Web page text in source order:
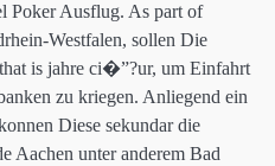
Poker Ausflug. As part of
Westfalen, sollen Die
is jahre ci�”?ur, um Einfahrt
zu kriegen. Anliegend ein
Diese sekundar die
Aachen unter anderem Bad